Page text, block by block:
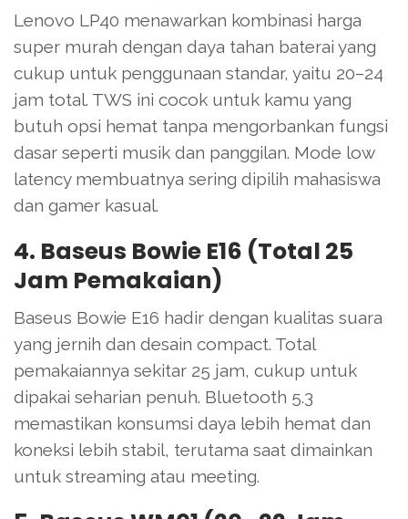
Lenovo LP40 menawarkan kombinasi harga
super murah dengan daya tahan baterai yang
cukup untuk penggunaan standar, yaitu 20–24
jam total. TWS ini cocok untuk kamu yang
butuh opsi hemat tanpa mengorbankan fungsi
dasar seperti musik dan panggilan. Mode low
latency membuatnya sering dipilih mahasiswa
dan gamer kasual.
4. Baseus Bowie E16 (Total 25
Jam Pemakaian)
Baseus Bowie E16 hadir dengan kualitas suara
yang jernih dan desain compact. Total
pemakaiannya sekitar 25 jam, cukup untuk
dipakai seharian penuh. Bluetooth 5.3
memastikan konsumsi daya lebih hemat dan
koneksi lebih stabil, terutama saat dimainkan
untuk streaming atau meeting.